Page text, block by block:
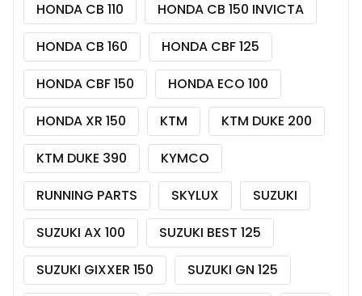
HONDA CB 110
HONDA CB 150 INVICTA
HONDA CB 160
HONDA CBF 125
HONDA CBF 150
HONDA ECO 100
HONDA XR 150
KTM
KTM DUKE 200
KTM DUKE 390
KYMCO
RUNNING PARTS
SKYLUX
SUZUKI
SUZUKI AX 100
SUZUKI BEST 125
SUZUKI GIXXER 150
SUZUKI GN 125